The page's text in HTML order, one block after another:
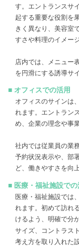
す。エントランスサ
起する重要な役割を
きく異なり、美容室
すさや料理のイメー
店内では、メニュー
を円滑にする誘導サ
■ オフィスでの活用
オフィスのサインは
れます。エントラン
め、企業の理念や事
社内では従業員の業
予約状況表示や、部
ど、働きやすさを向
■ 医療・福祉施設での
医療・福祉施設では
れます。初めて訪れ
けるよう、明確で分
サイズ、コントラス
考え方を取り入れた